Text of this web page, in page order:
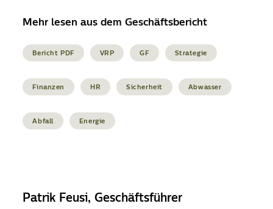
Mehr lesen aus dem Geschäftsbericht
Bericht PDF VRP GF Strategie
Finanzen HR Sicherheit Abwasser
Abfall Energie
Patrik Feusi, Geschäftsführer